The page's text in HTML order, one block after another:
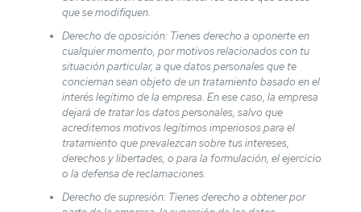
que se modifiquen.
Derecho de oposición: Tienes derecho a oponerte en
cualquier momento, por motivos relacionados con tu
situación particular, a que datos personales que te
conciernan sean objeto de un tratamiento basado en el
interés legítimo de la empresa. En ese caso, la empresa
dejará de tratar los datos personales, salvo que
acreditemos motivos legítimos imperiosos para el
tratamiento que prevalezcan sobre tus intereses,
derechos y libertades, o para la formulación, el ejercicio
o la defensa de reclamaciones.
Derecho de supresión: Tienes derecho a obtener por